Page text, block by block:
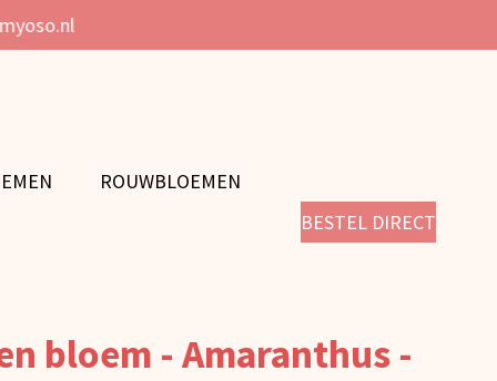
ROUWBLOEMEN
BESTEL DIRECT
bloem - Amaranthus -